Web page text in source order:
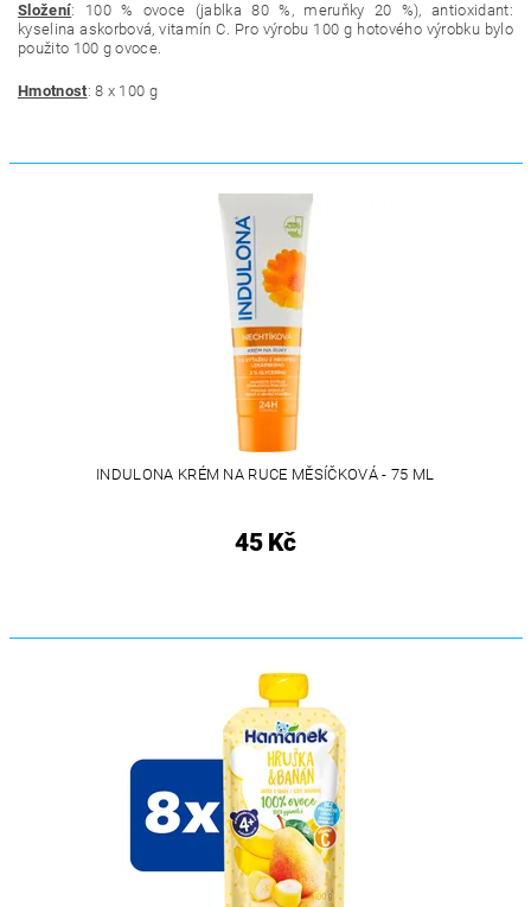
Složení: 100 % ovoce (jablka 80 %, meruňky 20 %), antioxidant:
kyselina askorbová, vitamín C. Pro výrobu 100 g hotového výrobku bylo
použito 100 g ovoce.
Hmotnost: 8 x 100 g
INDULONA KRÉM NA RUCE MĚSÍČKOVÁ - 75 ML
45 Kč